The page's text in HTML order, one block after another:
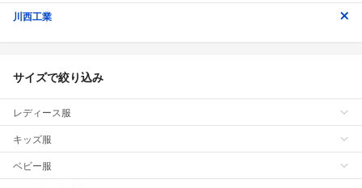
川西工業
サイズで絞り込み
レディース服
キッズ服
ベビー服